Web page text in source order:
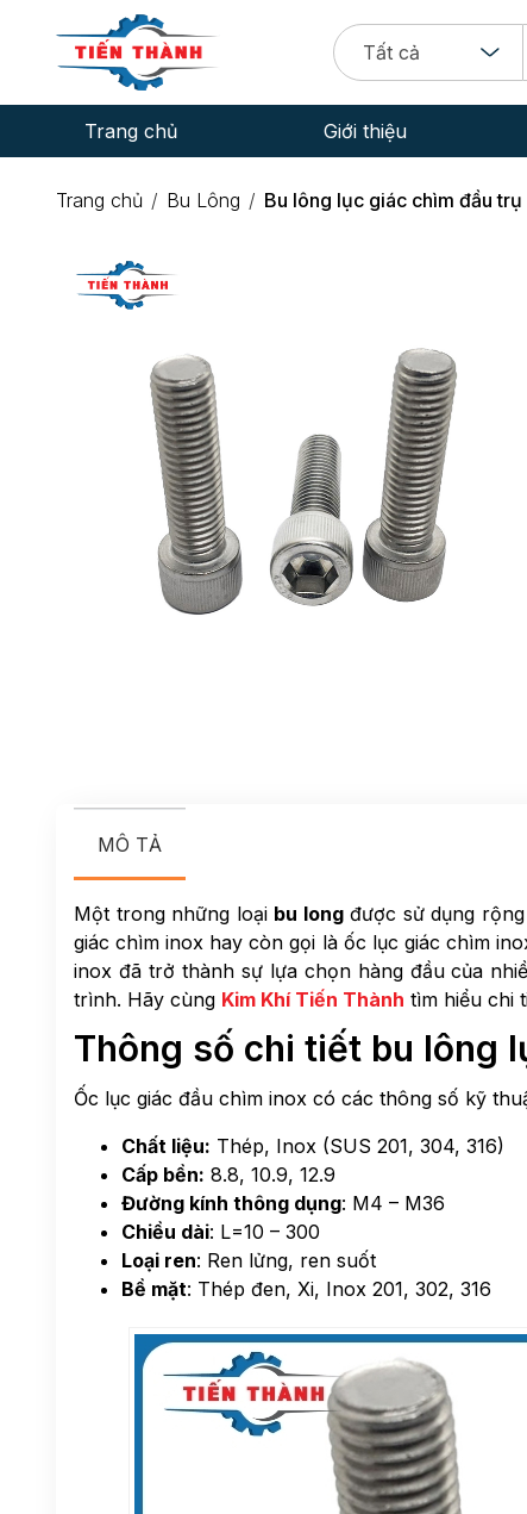
Tất cả
Trang chủ Giới thiệu
CEO TRẦN THỊ HÀ
Trang chủ Bu Lông Bu lông lục giác chìm đầu
MÔ TẢ
Một trong những loại bu longđược sử dụng
giác chìm inox hay còn gọi là ốc lục giác chìm
inox đã trở thành sự lựa chọn hàng đầu của
trình. Hãy cùng Kim Khí Tiến Thành tìm hiểu chi
Thông số chi tiết bu lông
Ốc lục giác đầu chìm inox có các thông số kỹ
Chất liệu: Thép, Inox (SUS 201, 304, 316)
Cấp bền: 8.8, 10.9, 12.9
Đường kính thông dụng: M4 – M36
Chiều dài: L=10 – 300
Loại ren: Ren lửng, ren suốt
Bề mặt: Thép đen, Xi, Inox 201, 302, 316